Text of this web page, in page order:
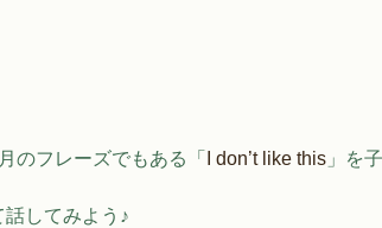
のフレーズでもある「 I don’t like this 」を
してみよう♪